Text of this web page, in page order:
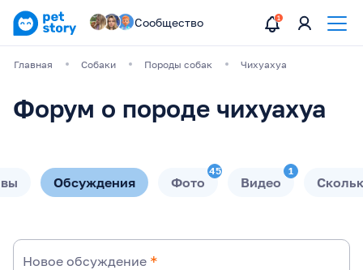
Сообщество
Главная Собаки Породы собак Чихуахуа
Форум о породе чихуахуа
Обсуждения Фото
45
Видео
1
Новое обсуждение *